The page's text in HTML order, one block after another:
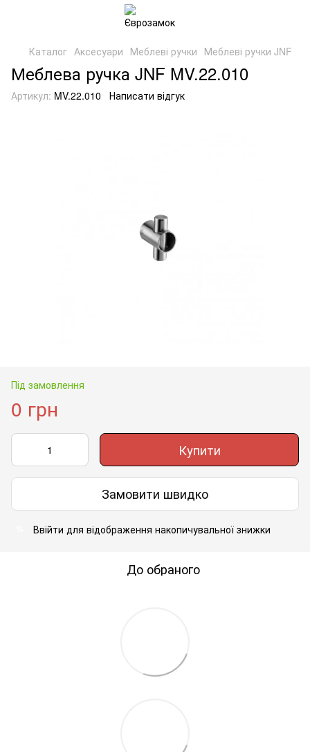
Каталог Аксесуари Меблеві ручки Меблеві ручки JNF
Меблева ручка JNF MV.22.010
Артикул: MV.22.010 Написати відгук
Під замовлення
0 грн
Купити
Замовити швидко
Ввійти для відображення накопичувальної знижки
До обраного